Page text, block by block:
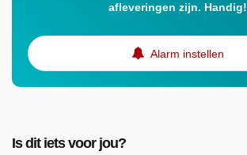
afleveringen zijn. Handig!
Alarm instellen
Is dit iets voor jou?